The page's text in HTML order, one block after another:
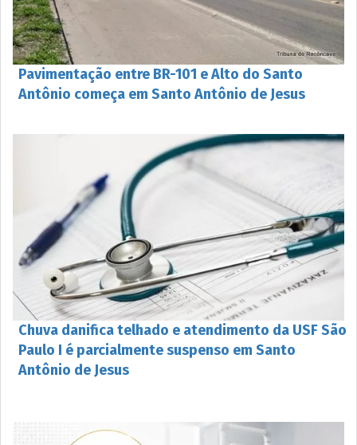
Pavimentação entre BR-101 e Alto do Santo
Antônio começa em Santo Antônio de Jesus
Chuva danifica telhado e atendimento da USF São
Paulo I é parcialmente suspenso em Santo
Antônio de Jesus